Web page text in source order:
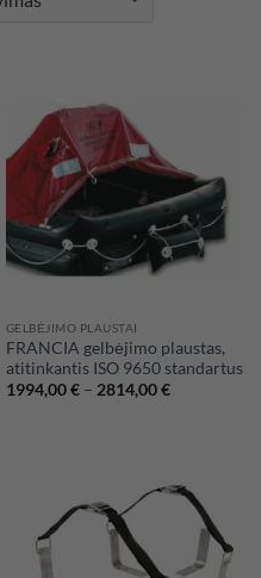
GELBĖJIMO PLAUSTAI
FRANCIA gelbėjimo plaustas,
atitinkantis ISO 9650 standartus
1994,00€ – 2814,00€Price